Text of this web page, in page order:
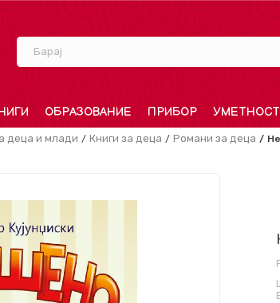
Барај
ОБРАЗОВАНИЕ ПРИБОР УМЕТНОСТ
деца и млади Книги за деца Романи за деца